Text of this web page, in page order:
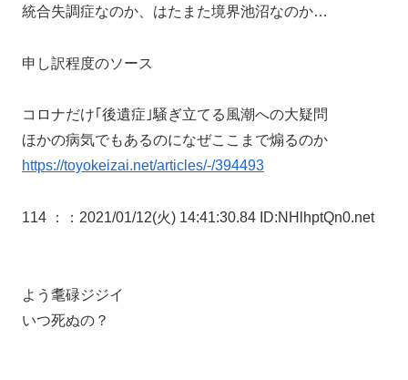
統合失調症なのか、はたまた境界池沼なのか…
申し訳程度のソース
コロナだけ｢後遺症｣騒ぎ立てる風潮への大疑問
ほかの病気でもあるのになぜここまで煽るのか
https://toyokeizai.net/articles/-/394493
114 ： ：2021/01/12(火) 14:41:30.84 ID:NHlhptQn0.net
よう耄碌ジジイ
いつ死ぬの？